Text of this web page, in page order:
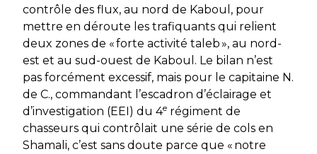
contrôle des flux, au nord de Kaboul, pour
mettre en déroute les trafiquants qui relient
deux zones de « forte activité taleb », au nord-
est et au sud-ouest de Kaboul. Le bilan n’est
pas forcément excessif, mais pour le capitaine N.
de C., commandant l’escadron d’éclairage et
d’investigation (EEI) du 4e régiment de
chasseurs qui contrôlait une série de cols en
Shamali, c’est sans doute parce que « notre